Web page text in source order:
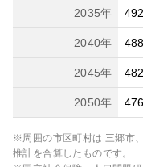
2035年
2040年
2045年
2050年
※周囲の市区町村は 三郷市
推計を合算したものです。